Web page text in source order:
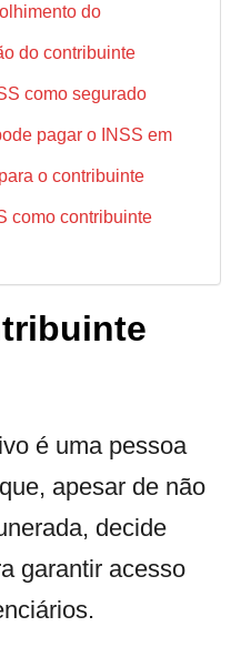
do
do contribuinte
como segurado
pagar o INSS em
o contribuinte
como contribuinte
é uma pessoa
apesar de não
decide
garantir acesso